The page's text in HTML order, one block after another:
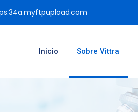
Inicio Sobre Vittra